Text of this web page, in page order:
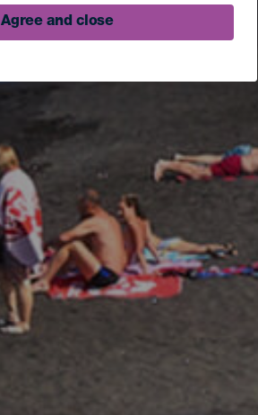
Agree and close